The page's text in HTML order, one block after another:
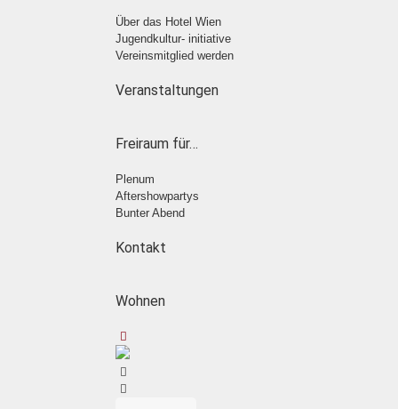
Über das Hotel Wien
Jugendkultur- initiative
Vereinsmitglied werden
Veranstaltungen
Freiraum für…
Plenum
Aftershowpartys
Bunter Abend
Kontakt
Wohnen